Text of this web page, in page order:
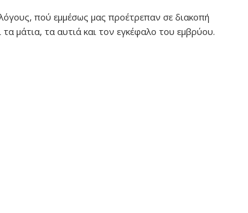
πού εμμέσως μας προέτρεπαν σε διακοπή
μάτια, τα αυτιά και τον εγκέφαλο του εμβρύου.